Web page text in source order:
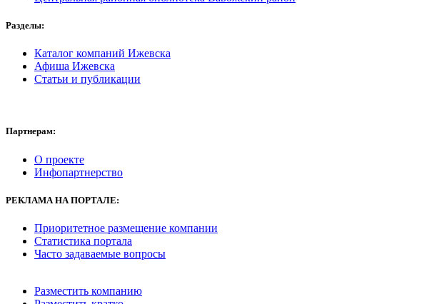
Разделы:
Каталог компаний Ижевска
Афиша Ижевска
Статьи и публикации
Партнерам:
О проекте
Инфопартнерство
РЕКЛАМА НА ПОРТАЛЕ:
Приоритетное размещение компании
Статистика портала
Часто задаваемые вопросы
Разместить компанию